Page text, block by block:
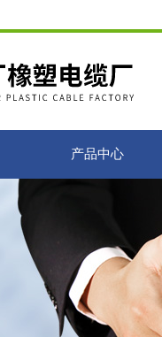
产品中心